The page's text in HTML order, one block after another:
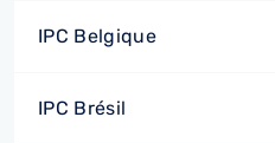
IPC Belgique
IPC Brésil